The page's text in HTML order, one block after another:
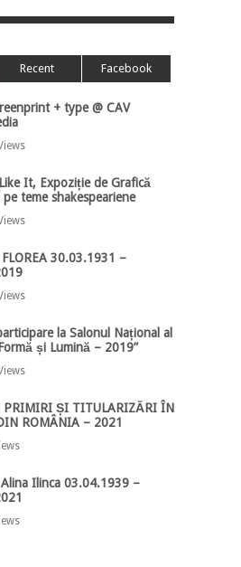
Recent Facebook
+ type @ CAV
It, Expoziție de Grafică
teme shakespeariene
FLOREA 30.03.1931 –
la Salonul Național al
și Lumină – 2019”
PRIMIRI ȘI TITULARIZĂRI ÎN
ROMÂNIA – 2021
Alina Ilinca 03.04.1939 –